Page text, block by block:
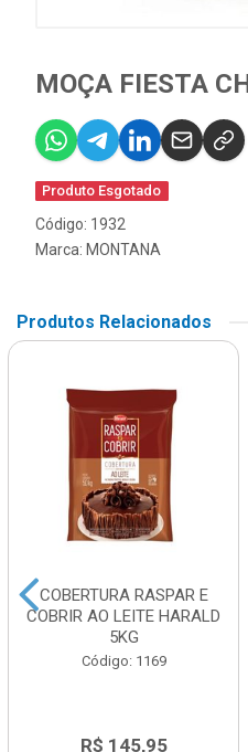
MOÇA FIESTA
Produto Esgotado
Código: 1932
Marca: MONTANA
Produtos Relacionados
COBERTURA RASPAR E
COBRIR AO LEITE HARALD
5KG
Código: 1169
R$ 145,95